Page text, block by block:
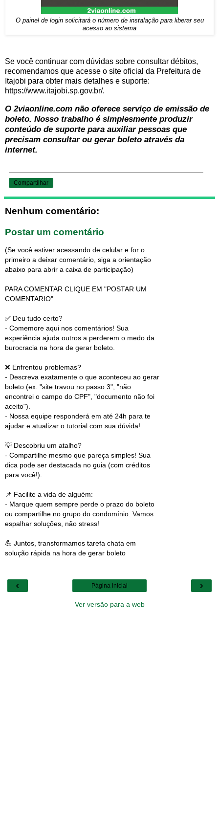
O painel de login solicitará o número de instalação para liberar seu
acesso ao sistema
Se você continuar com dúvidas sobre consultar débitos,
recomendamos que acesse o site oficial da Prefeitura de
Itajobi para obter mais detalhes e suporte:
https://www.itajobi.sp.gov.br/.
O 2viaonline.com não oferece serviço de emissão de
boleto. Nosso trabalho é simplesmente produzir
conteúdo de suporte para auxiliar pessoas que
precisam consultar ou gerar boleto através da
internet.
Compartilhar
Nenhum comentário:
Postar um comentário
(Se você estiver acessando de celular e for o
primeiro a deixar comentário, siga a orientação
abaixo para abrir a caixa de participação)
PARA COMENTAR CLIQUE EM "POSTAR UM
COMENTARIO"
✅ Deu tudo certo?
- Comemore aqui nos comentários! Sua
experiência ajuda outros a perderem o medo da
burocracia na hora de gerar boleto.
❌ Enfrentou problemas?
- Descreva exatamente o que aconteceu ao gerar
boleto (ex: "site travou no passo 3", "não
encontrei o campo do CPF", "documento não foi
aceito").
- Nossa equipe responderá em até 24h para te
ajudar e atualizar o tutorial com sua dúvida!
💡 Descobriu um atalho?
- Compartilhe mesmo que pareça simples! Sua
dica pode ser destacada no guia (com créditos
para você!).
📌 Facilite a vida de alguém:
- Marque quem sempre perde o prazo do boleto
ou compartilhe no grupo do condomínio. Vamos
espalhar soluções, não stress!
💪 Juntos, transformamos tarefa chata em
solução rápida na hora de gerar boleto
‹ ›
Página inicial
Ver versão para a web